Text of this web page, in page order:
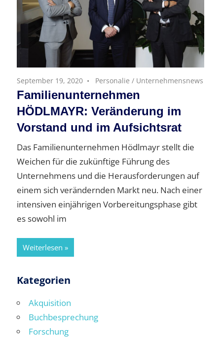
September 19, 2020 Personalie / Unternehmensnews
Familienunternehmen
HÖDLMAYR: Veränderung im
Vorstand und im Aufsichtsrat
Das Familienunternehmen Hödlmayr stellt die
Weichen für die zukünftige Führung des
Unternehmens und die Herausforderungen auf
einem sich verändernden Markt neu. Nach einer
intensiven einjährigen Vorbereitungsphase gibt
es sowohl im
Weiterlesen
Kategorien
Akquisition
Buchbesprechung
Forschung